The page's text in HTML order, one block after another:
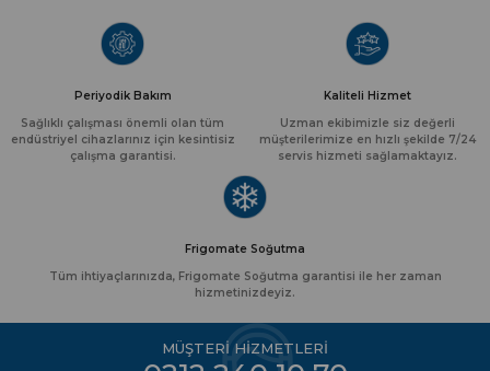
Periyodik Bakım
Sağlıklı çalışması önemli olan tüm
endüstriyel cihazlarınız için kesintisiz
çalışma garantisi.
Kaliteli Hizmet
Uzman ekibimizle siz değerli
müşterilerimize en hızlı şekilde 7/24
servis hizmeti sağlamaktayız.
Frigomate Soğutma
Tüm ihtiyaçlarınızda, Frigomate Soğutma garantisi ile her zaman
hizmetinizdeyiz.
MÜŞTERİ HİZMETLERİ